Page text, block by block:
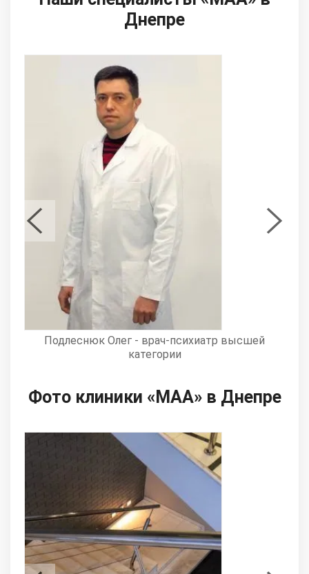
Днепре
Кулиш Юрий - врач-хирург первой категории
Фото клиники «МАА» в Днепре